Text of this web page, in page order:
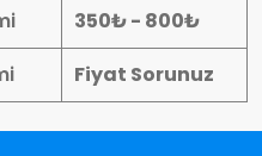
350₺ - 800₺
Fiyat Sorunuz